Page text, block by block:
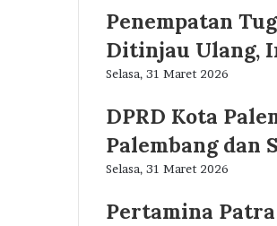
Penempatan
Ditinjau Ulang,
Selasa, 31 Maret 2026
DPRD Kota
Palembang dan
Selasa, 31 Maret 2026
Pertamina